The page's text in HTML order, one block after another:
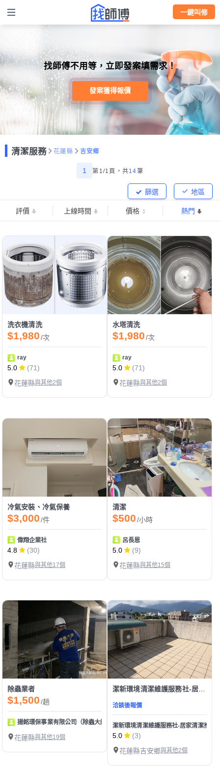
一鍵叫修
找師傅不用等，立即發案填需求！
發案獲得報價
清潔服務 花蓮縣 吉安鄉
1 第1/1頁， 共14筆
地區
篩選
評價 上線時間 價格 熱門
洗衣機清洗
$1,980/次
ray
5.0
(71)
花蓮縣與其他2個
水塔清洗
$1,980/次
ray
5.0
(71)
花蓮縣與其他2個
冷氣安裝、冷氣保養
$3,000/件
偉翔企業社
4.8
(30)
花蓮縣與其他17個
清潔
$500/小時
呂長恩
5.0
(9)
花蓮縣與其他15個
除蟲業者
$1,500/趟
揚銘環保事業有限公司（除蟲大師：全台除白蟻）
花蓮縣與其他19個
潔新環境清潔維護服務社-居家清潔推薦/裝潢細清/地板清洗打蠟/公寓樓梯清洗/建築物外牆清潔
洽談後報價
潔新環境清潔維護服務社-居家清潔推薦
5.0
(3)
花蓮縣吉安鄉與其他2個